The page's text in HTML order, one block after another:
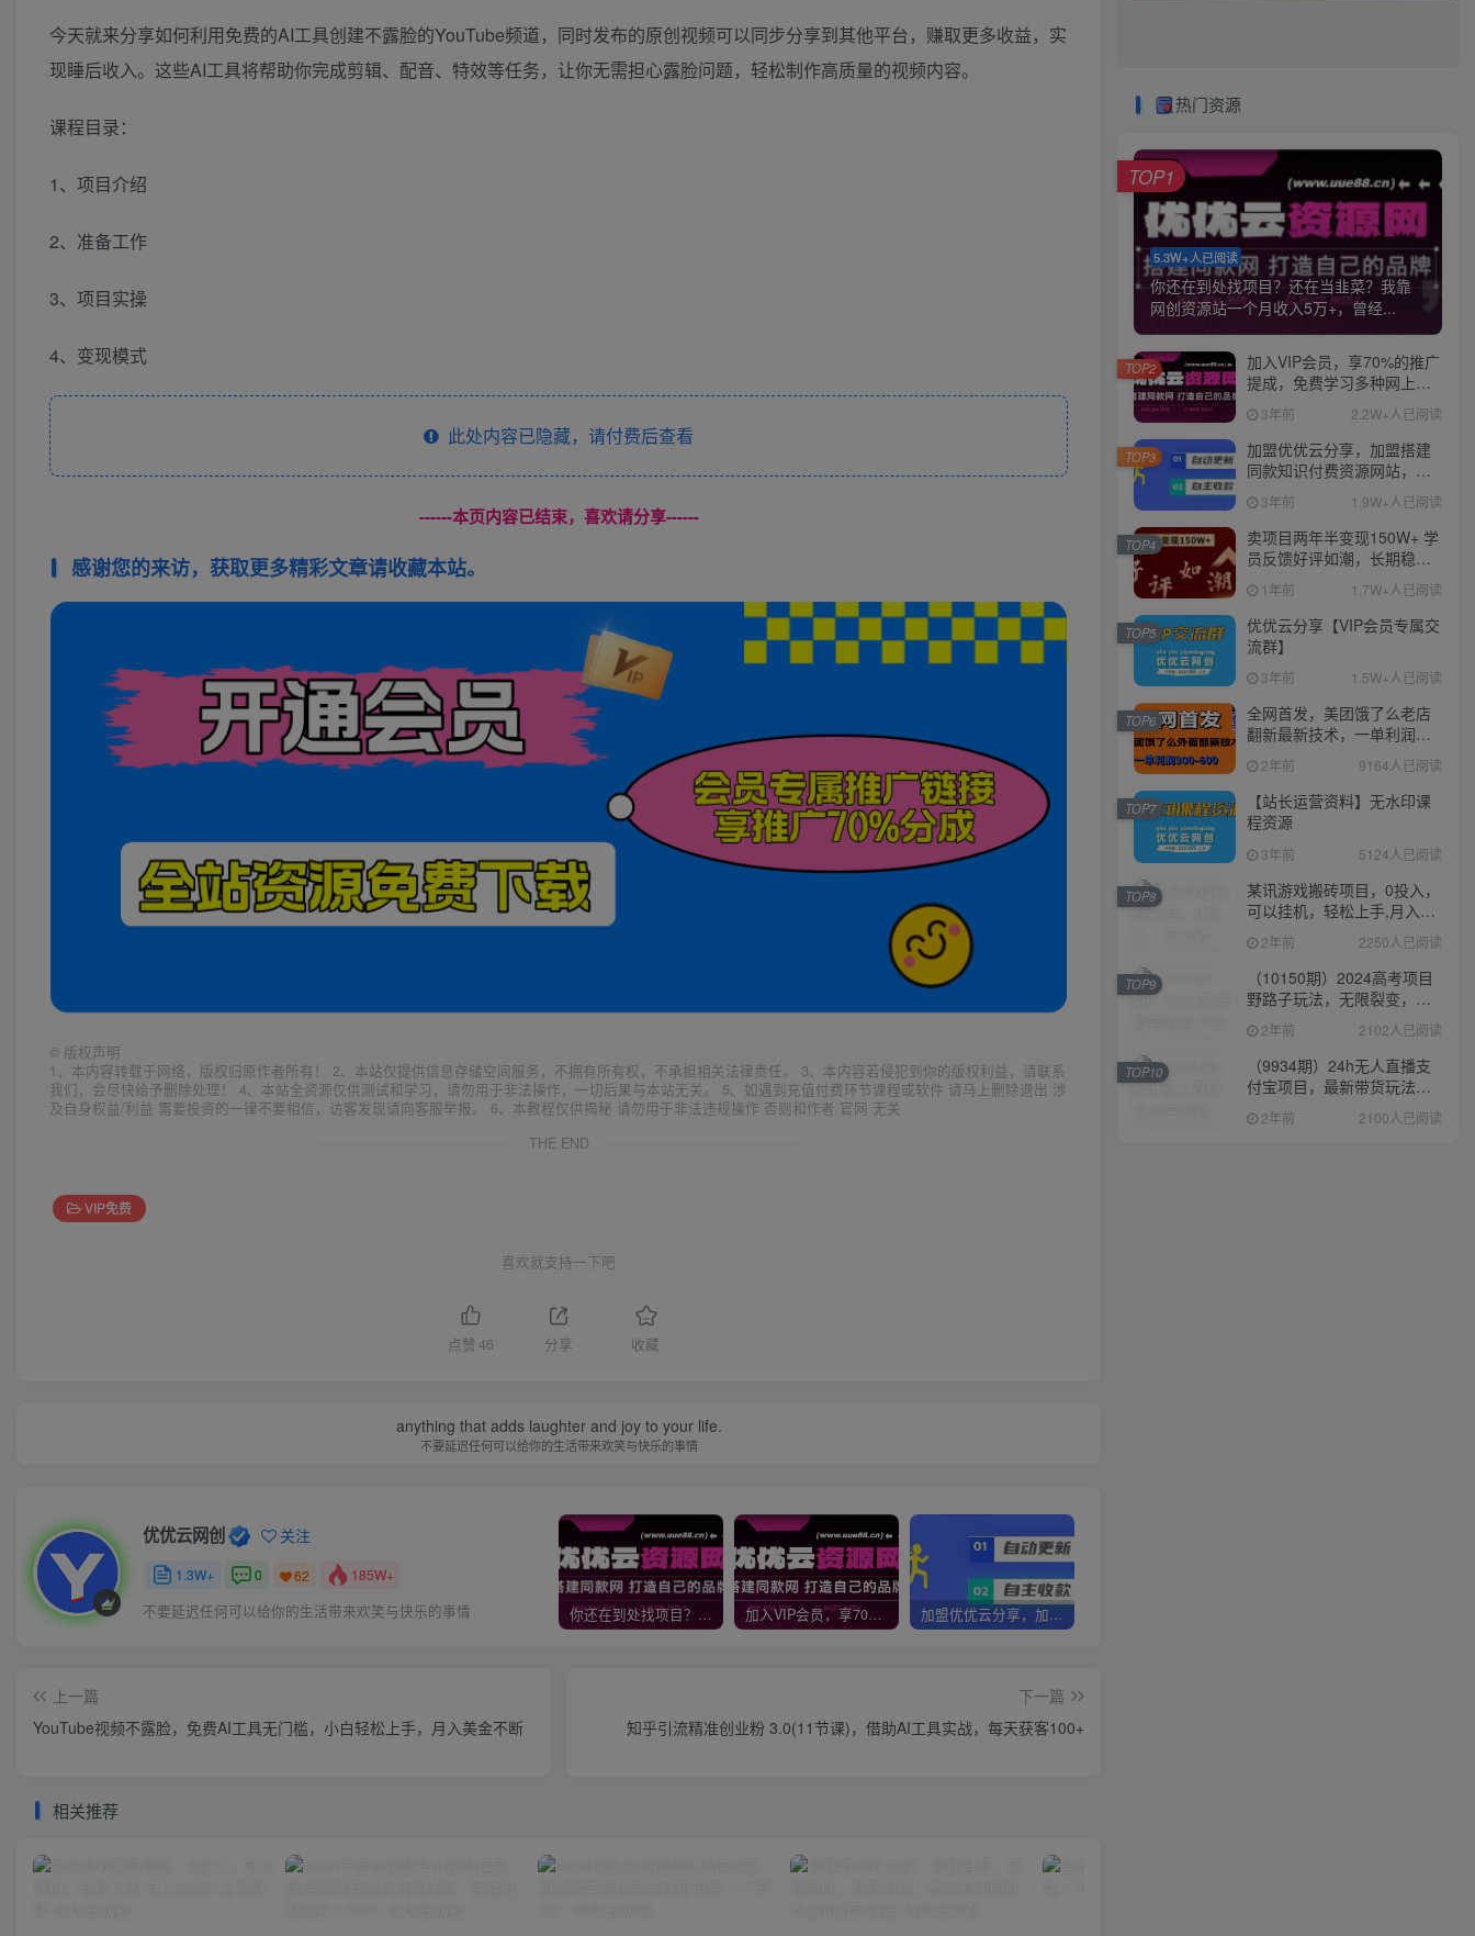
今天就来分享如何利用免费的AI工具创建不露脸的YouTube频道，同时发布的原创视频可以同步分享到其他平台，赚取更多收益，实
现睡后收入。这些AI工具将帮助你完成剪辑、配音、特效等任务，让你无需担心露脸问题，轻松制作高质量的视频内容。
课程目录：
1、项目介绍
2、准备工作
3、项目实操
4、变现模式
此处内容已隐藏，请付费后查看
------本页内容已结束，喜欢请分享------
感谢您的来访，获取更多精彩文章请收藏本站。
© 版权声明
1、本内容转载于网络，版权归原作者所有！ 2、本站仅提供信息存储空间服务，不拥有所有权，不承担相关法律责任。 3、本内容若侵犯到你的版权利益，请联系
我们，会尽快给予删除处理！ 4、本站全资源仅供测试和学习，请勿用于非法操作，一切后果与本站无关。 5、如遇到充值付费环节课程或软件 请马上删除退出 涉
及自身权益/利益 需要投资的一律不要相信，访客发现请向客服举报。 6、本教程仅供揭秘 请勿用于非法违规操作 否则和作者 官网 无关
THE END
VIP免费
喜欢就支持一下吧
点赞46 分享 收藏
anything that adds laughter and joy to your life.
不要延迟任何可以给你的生活带来欢笑与快乐的事情
优优云网创 关注
1.3W+ 0 62 185W+
不要延迟任何可以给你的生活带来欢笑与快乐的事情 你还在到处找项目？还在当韭菜？我靠网创资源站一个月收入5万+，曾经我也是个失败者。 加入VIP会员，享70%的推广提成，免费学习多种网上创业课程，菜鸟秒变大神！ 加盟优优云分享，加盟搭建同款知识付费资源网站，实现长期稳定被动收入~
上一篇
YouTube视频不露脸，免费AI工具无门槛，小白轻松上手，月入美金不断
下一篇
知乎引流精准创业粉 3.0(11节课)，借助AI工具实战，每天获客100+
相关推荐
热门资源
5.3W+人已阅读
你还在到处找项目？还在当韭菜？我靠
网创资源站一个月收入5万+，曾经...
TOP1
加入VIP会员，享70%的推广
提成，免费学习多种网上创
业课程，菜鸟秒变大神！
3年前 2.2W+人已阅读
TOP2
加盟优优云分享，加盟搭建
同款知识付费资源网站，实
现长期稳定被动收入~
3年前 1.9W+人已阅读
TOP3
卖项目两年半变现150W+ 学
员反馈好评如潮，长期稳定
变现，可以一直干到老！
1年前 1.7W+人已阅读
TOP4
优优云分享【VIP会员专属交
流群】
3年前 1.5W+人已阅读
TOP5
全网首发，美团饿了么老店
翻新最新技术，一单利润
300-600
2年前 9164人已阅读
TOP6
【站长运营资料】无水印课
程资源
3年前 5124人已阅读
TOP7
某讯游戏搬砖项目，0投入，
可以挂机，轻松上手,月入
3000+上不封顶
2年前 2250人已阅读
TOP8
（10150期）2024高考项目
野路子玩法，无限裂变，最
高一天1W＋！
2年前 2102人已阅读
TOP9
（9934期）24h无人直播支
付宝项目，最新带货玩法，
纯躺赚实测日入500+
2年前 2100人已阅读
TOP10